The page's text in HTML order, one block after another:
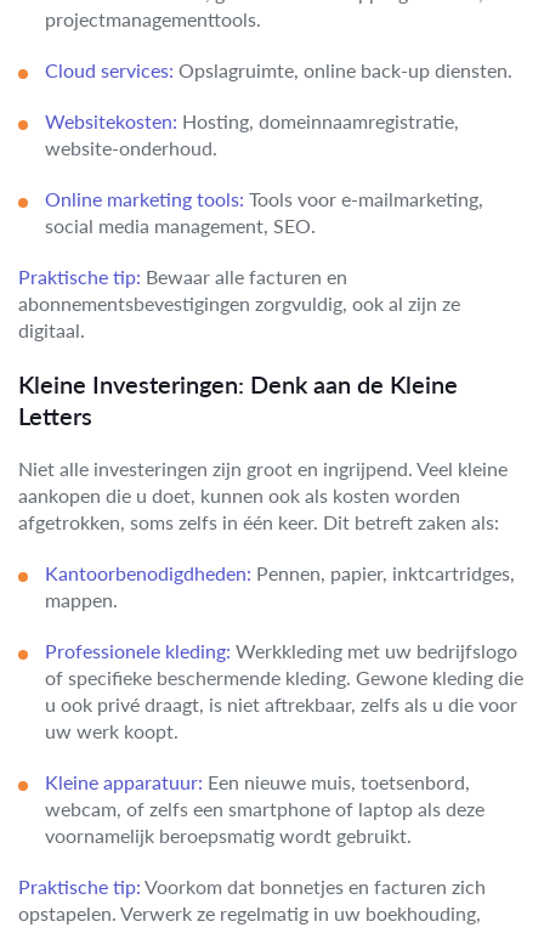
projectmanagementtools.
Cloud services: Opslagruimte, online back-up diensten.
Websitekosten: Hosting, domeinnaamregistratie,
website-onderhoud.
Online marketing tools: Tools voor e-mailmarketing,
social media management, SEO.
Praktische tip: Bewaar alle facturen en
abonnementsbevestigingen zorgvuldig, ook al zijn ze
digitaal.
Kleine Investeringen: Denk aan de Kleine
Letters
Niet alle investeringen zijn groot en ingrijpend. Veel kleine
aankopen die u doet, kunnen ook als kosten worden
afgetrokken, soms zelfs in één keer. Dit betreft zaken als:
Kantoorbenodigdheden: Pennen, papier, inktcartridges,
mappen.
Professionele kleding: Werkkleding met uw bedrijfslogo
of specifieke beschermende kleding. Gewone kleding die
u ook privé draagt, is niet aftrekbaar, zelfs als u die voor
uw werk koopt.
Kleine apparatuur: Een nieuwe muis, toetsenbord,
webcam, of zelfs een smartphone of laptop als deze
voornamelijk beroepsmatig wordt gebruikt.
Praktische tip: Voorkom dat bonnetjes en facturen zich
opstapelen. Verwerk ze regelmatig in uw boekhouding,